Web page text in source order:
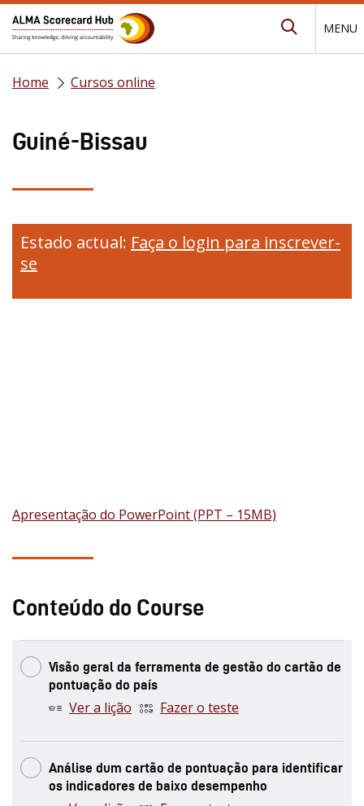
MENU
Home Cursos online
Guiné-Bissau
Estado actual: Faça o login para inscrever-
se
Apresentação do PowerPoint (PPT – 15MB)
Conteúdo do Course
Visão geral da ferramenta de gestão do cartão de
pontuação do país
Ver a lição Fazer o teste
Análise dum cartão de pontuação para identificar
os indicadores de baixo desempenho